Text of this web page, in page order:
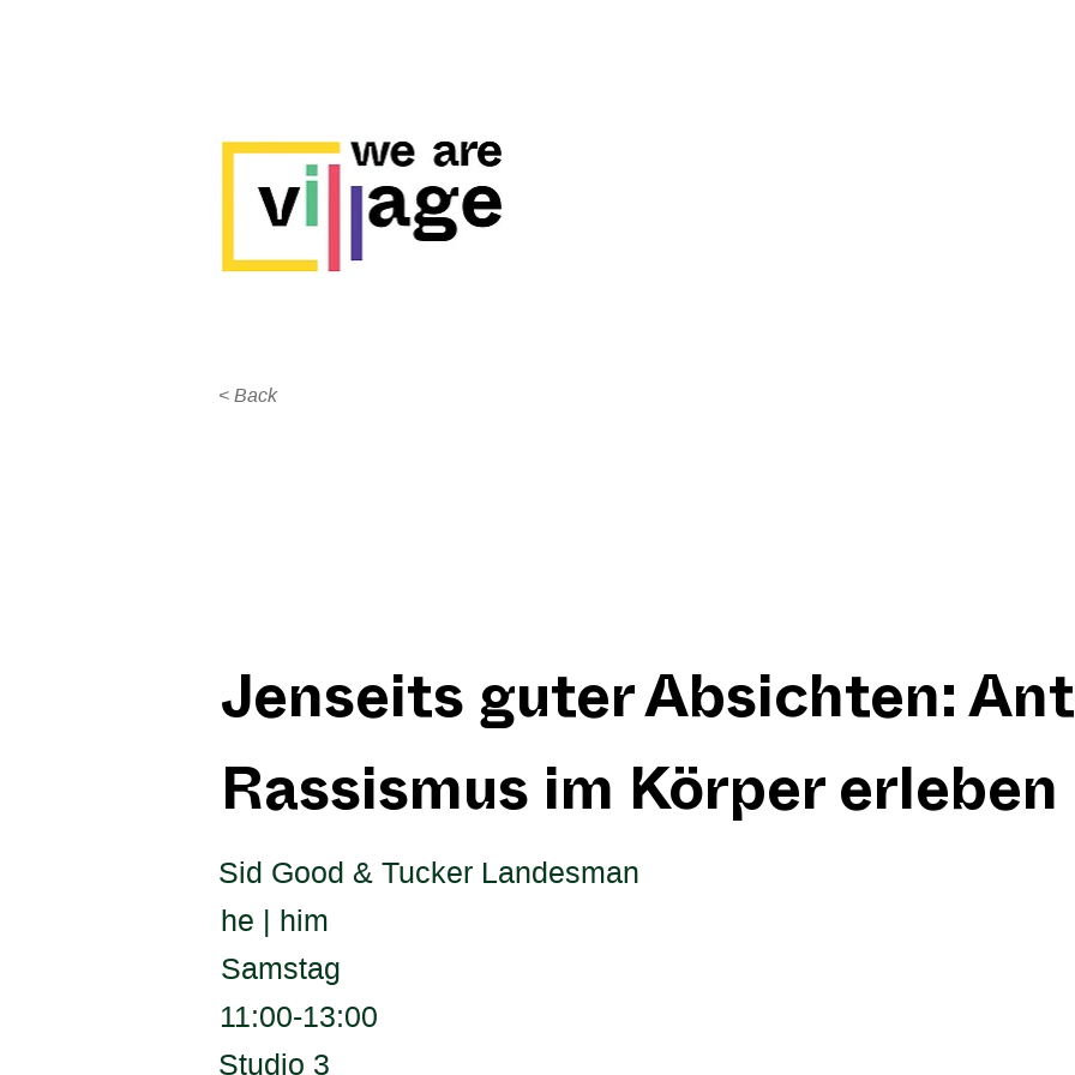
< Back
Jenseits guter Absichten:
Rassismus im Körper erleben
Sid Good & Tucker Landesman
he | him
Samstag
11:00-13:00
Studio 3